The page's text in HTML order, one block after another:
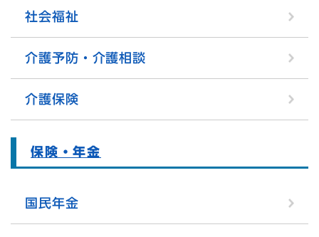
社会福祉
介護予防・介護相談
介護保険
保険・年金
国民年金